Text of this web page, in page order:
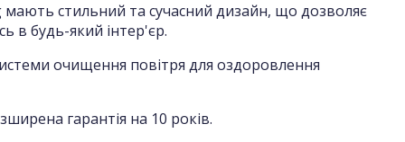
стильний та сучасний дизайн, що дозволяє
в будь-який інтер'єр.
очищення повітря для оздоровлення
гарантія на 10 років.